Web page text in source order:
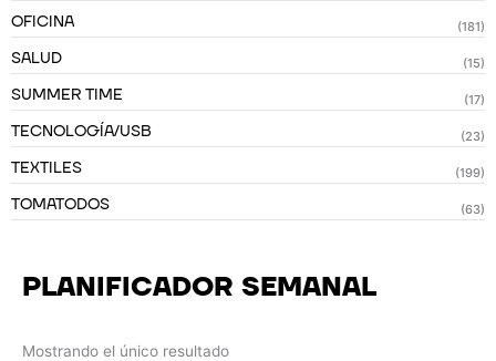
OFICINA (181)
SALUD (15)
SUMMER TIME (17)
TECNOLOGÍA/USB (23)
TEXTILES (199)
TOMATODOS (63)
PLANIFICADOR SEMANAL
Mostrando el único resultado